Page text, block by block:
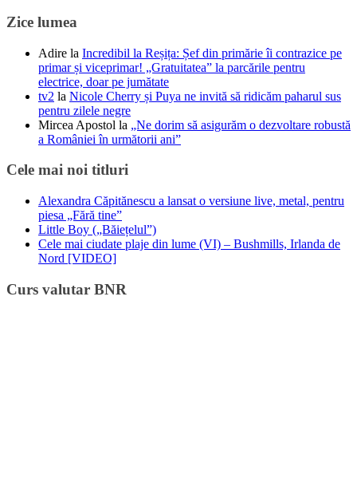
Zice lumea
Adire la Incredibil la Reșița: Șef din primărie îi contrazice pe
primar și viceprimar! „Gratuitatea” la parcările pentru
electrice, doar pe jumătate
tv2 la Nicole Cherry și Puya ne invită să ridicăm paharul sus
pentru zilele negre
Mircea Apostol la „Ne dorim să asigurăm o dezvoltare robustă
a României în următorii ani”
Cele mai noi titluri
Alexandra Căpitănescu a lansat o versiune live, metal, pentru
piesa „Fără tine”
Little Boy („Băiețelul”)
Cele mai ciudate plaje din lume (VI) – Bushmills, Irlanda de
Nord [VIDEO]
Curs valutar BNR